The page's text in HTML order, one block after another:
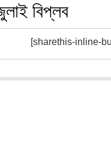
বিপ্লব
[sharethis-inline-